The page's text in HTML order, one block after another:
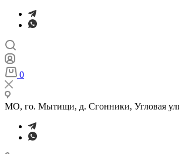
0
МО, го. Мытищи, д. Сгонники, Угловая